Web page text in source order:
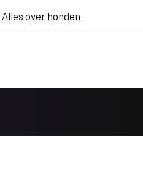
Alles over honden